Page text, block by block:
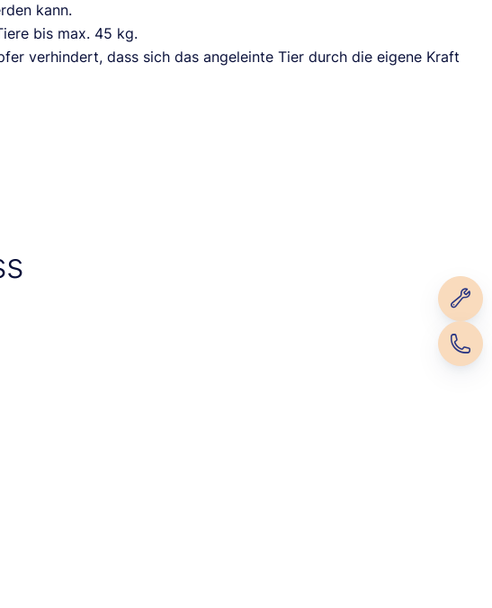
kann.
bis max. 45 kg.
verhindert, dass sich das angeleinte Tier durch die eigene Kraft